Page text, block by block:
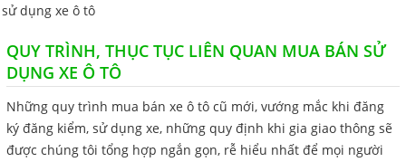
sử dụng xe ô tô
QUY TRÌNH, THỤC TỤC LIÊN QUAN MUA BÁN SỬ
DỤNG XE Ô TÔ
Những quy trình mua bán xe ô tô cũ mới, vướng mắc khi đăng
ký đăng kiểm, sử dụng xe, những quy định khi gia giao thông sẽ
được chúng tôi tổng hợp ngắn gọn, rễ hiểu nhất để mọi người